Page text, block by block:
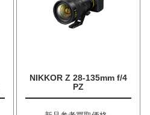
NIKKOR Z 28-135mm f/4
PZ